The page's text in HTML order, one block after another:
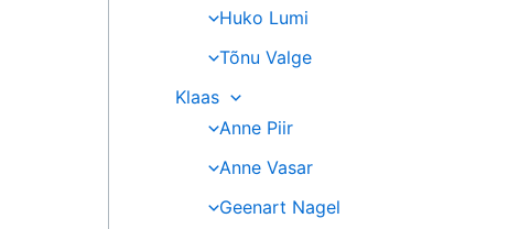
Huko Lumi
Tõnu Valge
Klaas
Anne Piir
Anne Vasar
Geenart Nagel